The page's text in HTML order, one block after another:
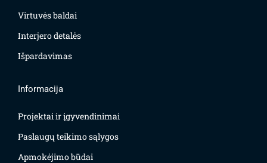
Virtuvės baldai
Interjero detalės
Išpardavimas
Informacija
Projektai ir įgyvendinimai
Paslaugų teikimo sąlygos
Apmokėjimo būdai